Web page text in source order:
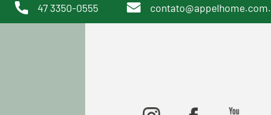
47 3350-0555